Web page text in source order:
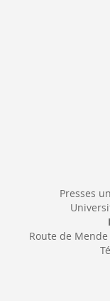
Presses
Route de